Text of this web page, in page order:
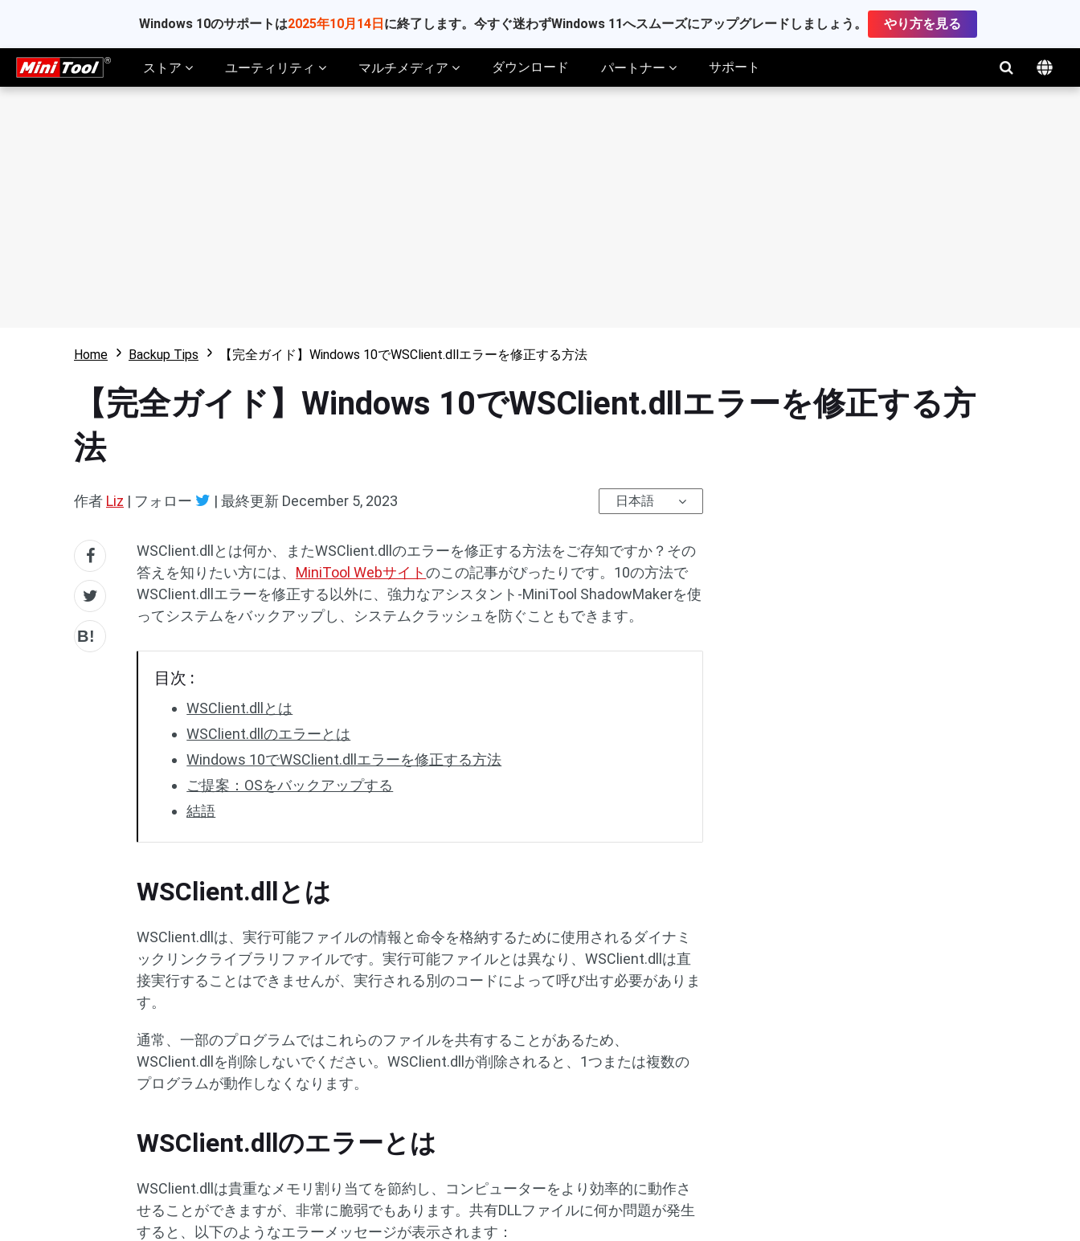
Windows 10のサポートは2025年10月14日に終了します。今すぐ迷わずWindows 11へスムーズにアップグレードしましょう。 やり方を見る
ストア ユーティリティ マルチメディア ダウンロード パートナー サポート
Home Backup Tips 【完全ガイド】Windows 10でWSClient.dllエラーを修正する方法
【完全ガイド】Windows 10でWSClient.dllエラーを修正する方
法
作者 Liz | フォロー | 最終更新 December 5, 2023 日本語
WSClient.dllとは何か、またWSClient.dllのエラーを修正する方法をご存知ですか？その
答えを知りたい方には、 MiniTool Webサイトのこの記事がぴったりです。10の方法で
WSClient.dllエラーを修正する以外に、強力なアシスタント‐MiniTool ShadowMakerを使
ってシステムをバックアップし、システムクラッシュを防ぐこともできます。
目次 :
WSClient.dllとは
WSClient.dllのエラーとは
Windows 10でWSClient.dllエラーを修正する方法
ご提案：OSをバックアップする
結語
WSClient.dllとは
WSClient.dllは、実行可能ファイルの情報と命令を格納するために使用されるダイナミ
ックリンクライブラリファイルです。実行可能ファイルとは異なり、WSClient.dllは直
接実行することはできませんが、実行される別のコードによって呼び出す必要がありま
す。
通常、一部のプログラムではこれらのファイルを共有することがあるため、
WSClient.dllを削除しないでください。WSClient.dllが削除されると、1つまたは複数の
プログラムが動作しなくなります。
WSClient.dllのエラーとは
WSClient.dllは貴重なメモリ割り当てを節約し、コンピューターをより効率的に動作さ
せることができますが、非常に脆弱でもあります。共有DLLファイルに何か問題が発生
すると、以下のようなエラーメッセージが表示されます：